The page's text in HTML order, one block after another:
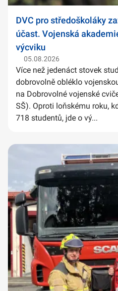
DVC pro středoškoláky
účast. Vojenská
výcviku
05.08.2026
Více než jedenáct stovek
dobrovolně obléklo
na Dobrovolné vojenské
SŠ). Oproti loňskému roku,
718 studentů, jde o vý...